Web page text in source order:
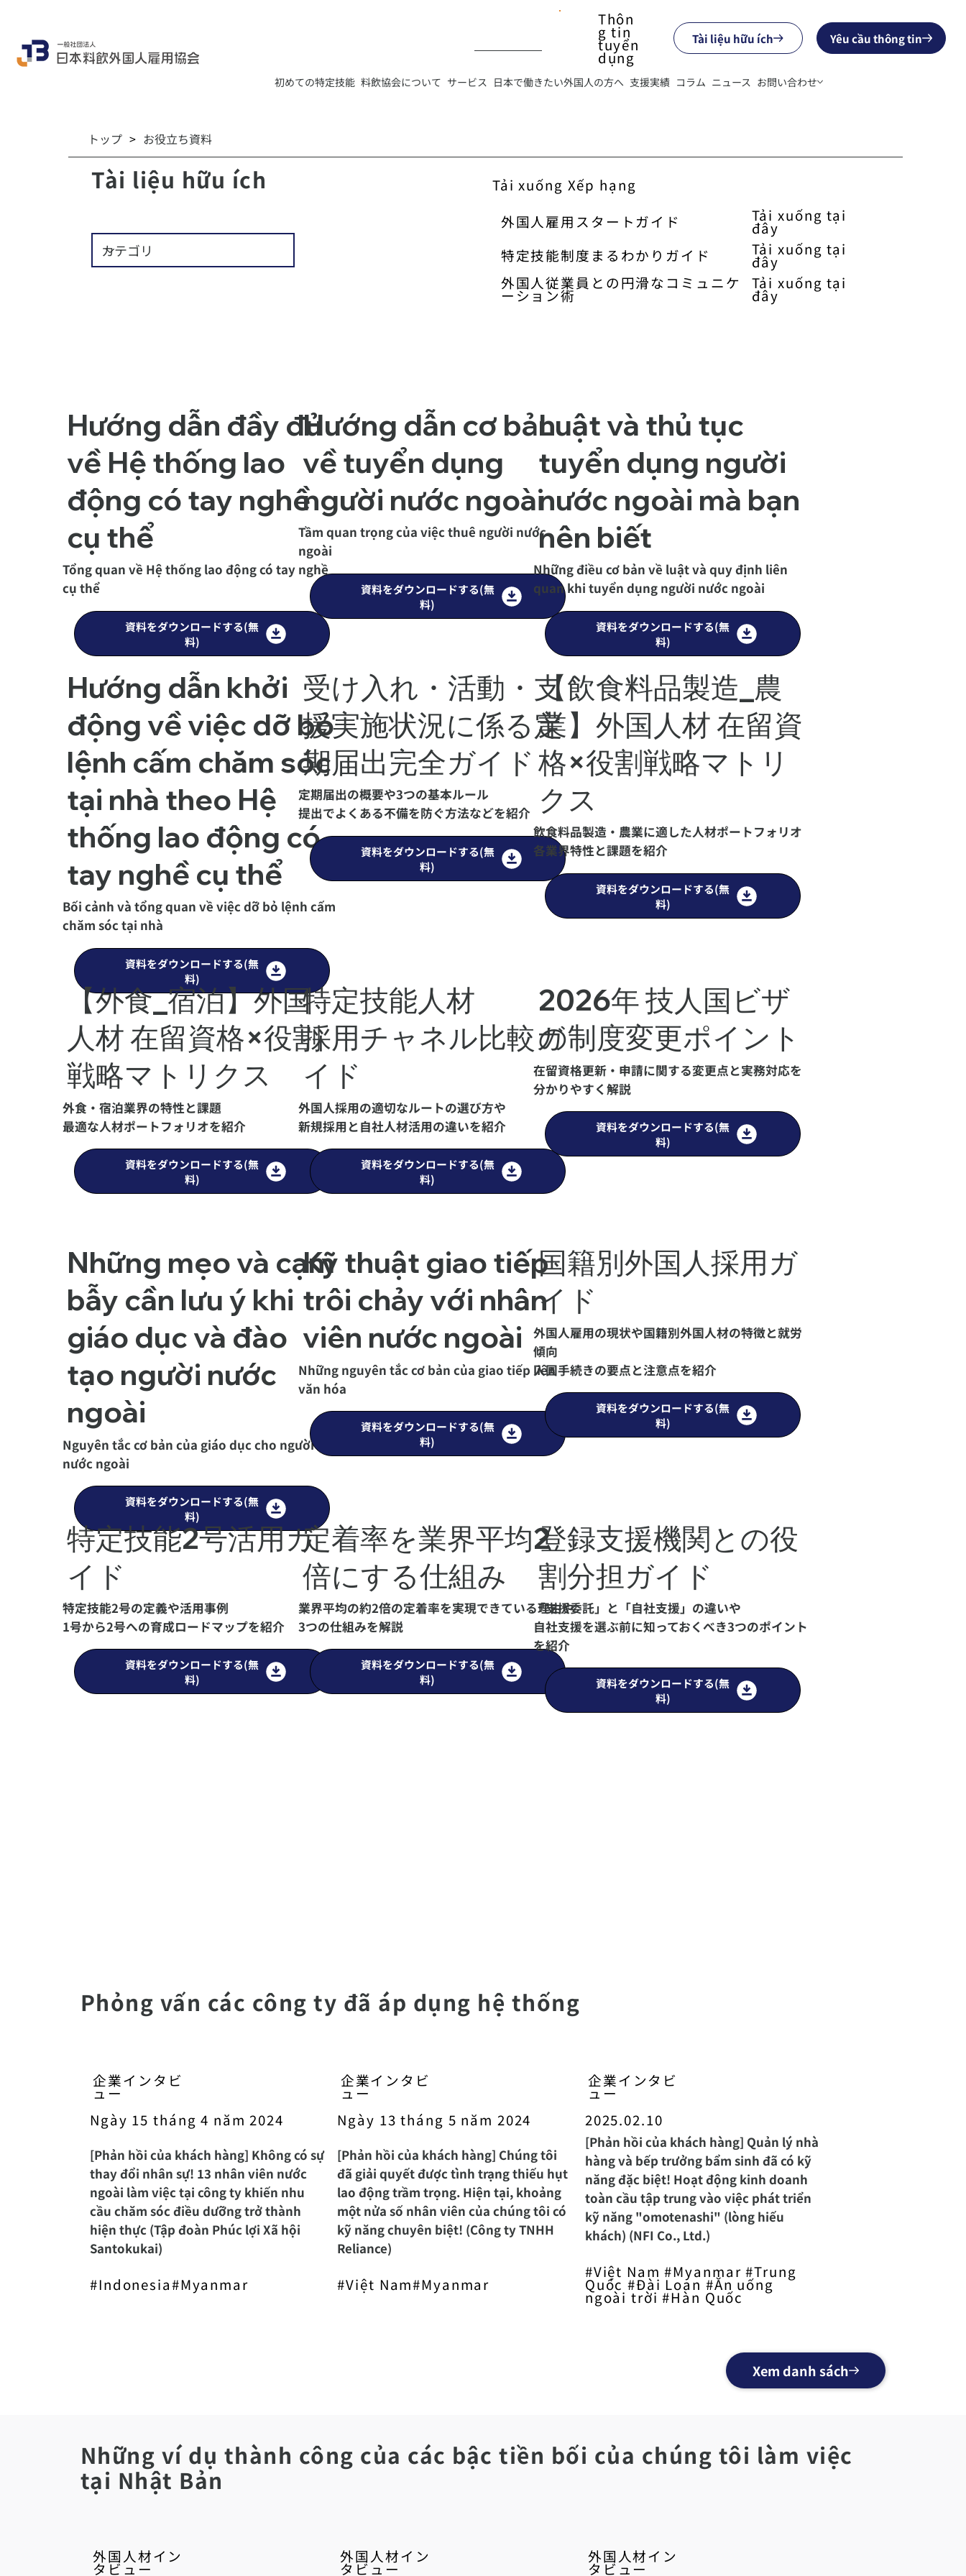
Thôn
g tin
tuyển
dụng
Tài liệu hữu ích Yêu cầu thông tin
初めての特定技能 料飲協会について サービス 日本で働きたい外国人の方へ 支援実績 コラム ニュース お問い合わせ
Tài liệu hữu ích
Tải xuống Xếp hạng
外国人雇用スタートガイド
Tải xuống tại
đây
特定技能制度まるわかりガイド
Tải xuống tại
đây
外国人従業員との円滑なコミュニケ
ーション術
Tải xuống tại
đây
Hướng dẫn đầy đủ
về Hệ thống lao
động có tay nghề
cụ thể
Tổng quan về Hệ thống lao động có tay nghề
cụ thể
資料をダウンロードする(無
料)
Hướng dẫn cơ bản
về tuyển dụng
người nước ngoài
Tầm quan trọng của việc thuê người nước
ngoài
資料をダウンロードする(無
料)
Luật và thủ tục
tuyển dụng người
nước ngoài mà bạn
nên biết
Những điều cơ bản về luật và quy định liên
quan khi tuyển dụng người nước ngoài
資料をダウンロードする(無
料)
Hướng dẫn khởi
động về việc dỡ bỏ
lệnh cấm chăm sóc
tại nhà theo Hệ
thống lao động có
tay nghề cụ thể
Bối cảnh và tổng quan về việc dỡ bỏ lệnh cấm
chăm sóc tại nhà
資料をダウンロードする(無
料)
受け入れ・活動・支
援実施状況に係る定
期届出完全ガイド
定期届出の概要や3つの基本ルール
提出でよくある不備を防ぐ方法などを紹介
資料をダウンロードする(無
料)
【飲食料品製造_農
業】外国人材 在留資
格×役割戦略マトリ
クス
飲食料品製造・農業に適した人材ポートフォリオ
各業界特性と課題を紹介
資料をダウンロードする(無
料)
【外食_宿泊】外国
人材 在留資格×役割
戦略マトリクス
外食・宿泊業界の特性と課題
最適な人材ポートフォリオを紹介
資料をダウンロードする(無
料)
特定技能人材
採用チャネル比較ガ
イド
外国人採用の適切なルートの選び方や
新規採用と自社人材活用の違いを紹介
資料をダウンロードする(無
料)
2026年 技人国ビザ
の制度変更ポイント
在留資格更新・申請に関する変更点と実務対応を
分かりやすく解説
資料をダウンロードする(無
料)
Những mẹo và cạm
bẫy cần lưu ý khi
giáo dục và đào
tạo người nước
ngoài
Nguyên tắc cơ bản của giáo dục cho người
nước ngoài
資料をダウンロードする(無
料)
Kỹ thuật giao tiếp
trôi chảy với nhân
viên nước ngoài
Những nguyên tắc cơ bản của giao tiếp liên
văn hóa
資料をダウンロードする(無
料)
国籍別外国人採用ガ
イド
外国人雇用の現状や国籍別外国人材の特徴と就労
傾向
入国手続きの要点と注意点を紹介
資料をダウンロードする(無
料)
特定技能2号活用ガ
イド
特定技能2号の定義や活用事例
1号から2号への育成ロードマップを紹介
資料をダウンロードする(無
料)
定着率を業界平均2
倍にする仕組み
業界平均の約2倍の定着率を実現できている理由や
3つの仕組みを解説
資料をダウンロードする(無
料)
登録支援機関との役
割分担ガイド
「支援委託」と「自社支援」の違いや
自社支援を選ぶ前に知っておくべき3つのポイント
を紹介
資料をダウンロードする(無
料)
Phỏng vấn các công ty đã áp dụng hệ thống
企業インタビ
ュー
Ngày 15 tháng 4 năm 2024
[Phản hồi của khách hàng] Không có sự
thay đổi nhân sự! 13 nhân viên nước
ngoài làm việc tại công ty khiến nhu
cầu chăm sóc điều dưỡng trở thành
hiện thực (Tập đoàn Phúc lợi Xã hội
Santokukai)
#Indonesia#Myanmar
企業インタビ
ュー
Ngày 13 tháng 5 năm 2024
[Phản hồi của khách hàng] Chúng tôi
đã giải quyết được tình trạng thiếu hụt
lao động trầm trọng. Hiện tại, khoảng
một nửa số nhân viên của chúng tôi có
kỹ năng chuyên biệt! (Công ty TNHH
Reliance)
#Việt Nam#Myanmar
企業インタビ
ュー
2025.02.10
[Phản hồi của khách hàng] Quản lý nhà
hàng và bếp trưởng bẩm sinh đã có kỹ
năng đặc biệt! Hoạt động kinh doanh
toàn cầu tập trung vào việc phát triển
kỹ năng "omotenashi" (lòng hiếu
khách) (NFI Co., Ltd.)
#Việt Nam #Myanmar #Trung
Quốc #Đài Loan #Ăn uống
ngoài trời #Hàn Quốc
Xem danh sách
Những ví dụ thành công của các bậc tiền bối của chúng tôi làm việc
tại Nhật Bản
外国人材イン
タビュー
外国人材イン
タビュー
外国人材イン
タビュー
トップ > お役立ち資料